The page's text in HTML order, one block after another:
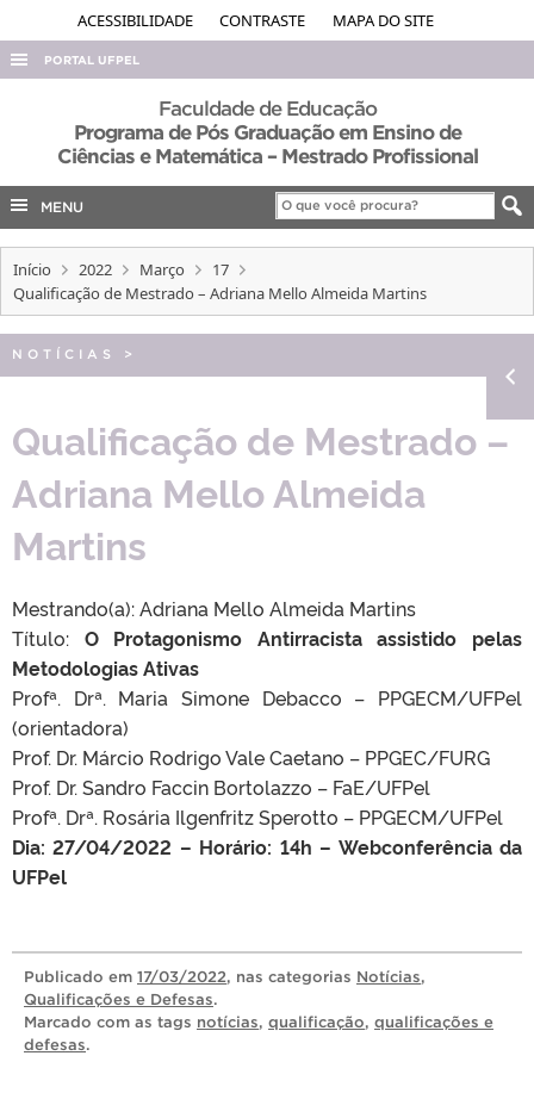
ACESSIBILIDADE CONTRASTE MAPA DO SITE
PORTAL UFPEL
ACESSO À INFORMAÇÃO
AUDITORIA
EDITAIS
INTERNACIONAL
Faculdade de Educação
Programa de Pós Graduação em Ensino de
Ciências e Matemática – Mestrado Profissional
MENU
Início 2022 Março
17
Qualificação de Mestrado – Adriana Mello Almeida Martins
NOTÍCIAS >
Qualificação de Mestrado –
Adriana Mello Almeida
Martins
Mestrando(a): Adriana Mello Almeida Martins
Título: O Protagonismo Antirracista assistido pelas
Metodologias Ativas
Profª. Drª. Maria Simone Debacco – PPGECM/UFPel
(orientadora)
Prof. Dr. Márcio Rodrigo Vale Caetano – PPGEC/FURG
Prof. Dr. Sandro Faccin Bortolazzo – FaE/UFPel
Profª. Drª. Rosária Ilgenfritz Sperotto – PPGECM/UFPel
Dia: 27/04/2022 – Horário: 14h – Webconferência da
UFPel
Publicado em 17/03/2022, nas categorias Notícias,
Qualificações e Defesas.
Marcado com as tags notícias, qualificação, qualificações e
defesas.